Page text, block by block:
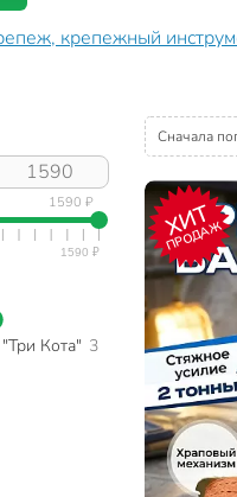
крепежный
1590 ₽
Кота" 3
Сначала
ХИТ
ПРОДАЖ